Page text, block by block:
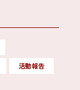
活動報告